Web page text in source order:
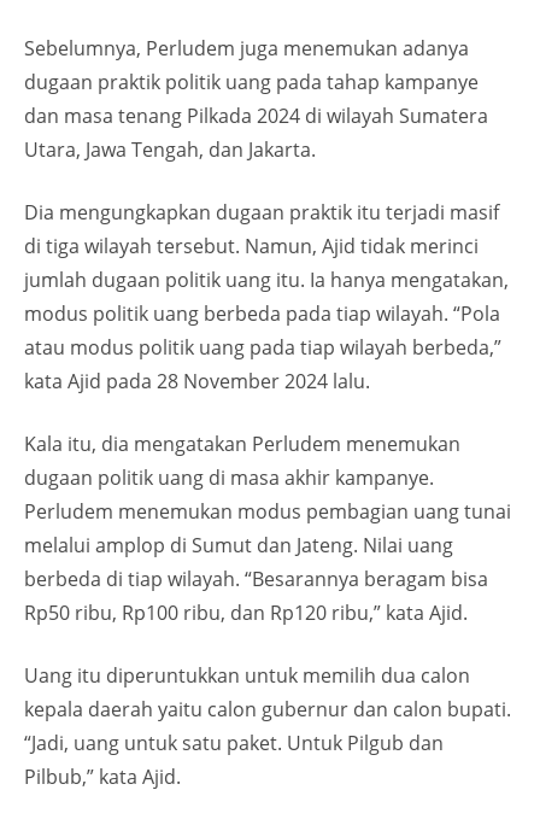
Sebelumnya, Perludem juga menemukan adanya
dugaan praktik politik uang pada tahap kampanye
dan masa tenang Pilkada 2024 di wilayah Sumatera
Utara, Jawa Tengah, dan Jakarta.
Dia mengungkapkan dugaan praktik itu terjadi masif
di tiga wilayah tersebut. Namun, Ajid tidak merinci
jumlah dugaan politik uang itu. Ia hanya mengatakan,
modus politik uang berbeda pada tiap wilayah. “Pola
atau modus politik uang pada tiap wilayah berbeda,”
kata Ajid pada 28 November 2024 lalu.
Kala itu, dia mengatakan Perludem menemukan
dugaan politik uang di masa akhir kampanye.
Perludem menemukan modus pembagian uang tunai
melalui amplop di Sumut dan Jateng. Nilai uang
berbeda di tiap wilayah. “Besarannya beragam bisa
Rp50 ribu, Rp100 ribu, dan Rp120 ribu,” kata Ajid.
Uang itu diperuntukkan untuk memilih dua calon
kepala daerah yaitu calon gubernur dan calon bupati.
“Jadi, uang untuk satu paket. Untuk Pilgub dan
Pilbub,” kata Ajid.